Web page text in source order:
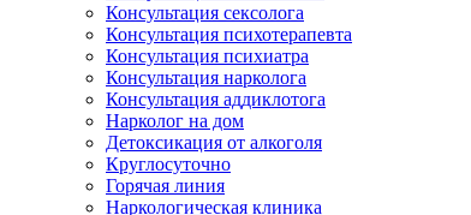
Консультация сексолога
Консультация психотерапевта
Консультация психиатра
Консультация нарколога
Консультация аддиклотога
Нарколог на дом
Детоксикация от алкоголя
Круглосуточно
Горячая линия
Наркологическая клиника